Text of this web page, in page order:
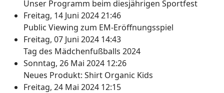
Unser Programm beim diesjährigen Sportfest
Freitag, 14 Juni 2024 21:46
Public Viewing zum EM-Eröffnungsspiel
Freitag, 07 Juni 2024 14:43
Tag des Mädchenfußballs 2024
Sonntag, 26 Mai 2024 12:26
Neues Produkt: Shirt Organic Kids
Freitag, 24 Mai 2024 12:15